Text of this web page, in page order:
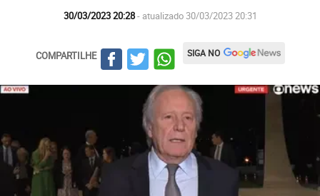
30/03/2023 20:28- atualizado 30/03/2023 20:31
COMPARTILHE SIGA NO